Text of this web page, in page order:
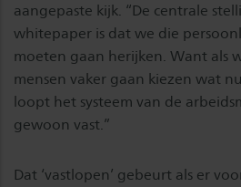
aangepaste kijk. “De centrale
whitepaper is dat we die
moeten gaan herijken. Want als
mensen vaker gaan kiezen wat
loopt het systeem van de
gewoon vast.”
Dat ‘vastlopen’ gebeurt als er